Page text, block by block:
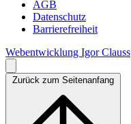
AGB
Datenschutz
Barrierefreiheit
Webentwicklung Igor Clauss
Zurück zum Seitenanfang